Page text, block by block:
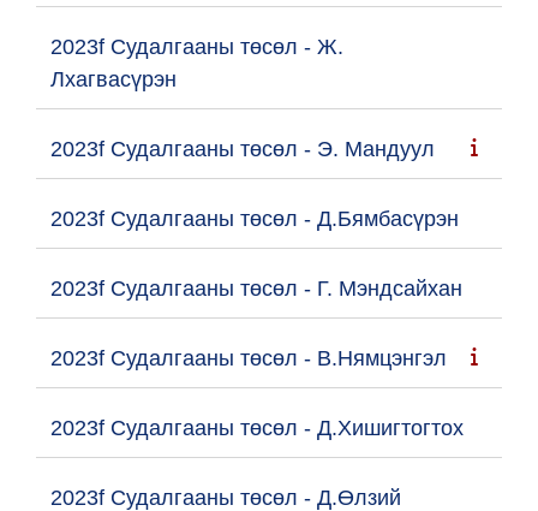
2023f Судалгааны төсөл - Ж.
Лхагвасүрэн
2023f Судалгааны төсөл - Э. Мандуул
2023f Судалгааны төсөл - Д.Бямбасүрэн
2023f Судалгааны төсөл - Г. Мэндсайхан
2023f Судалгааны төсөл - В.Нямцэнгэл
2023f Судалгааны төсөл - Д.Хишигтогтох
2023f Судалгааны төсөл - Д.Өлзий